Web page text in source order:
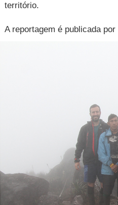
território.
A reportagem é publicada por